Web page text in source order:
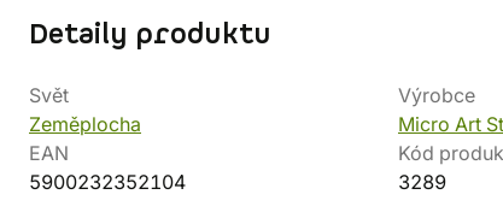
Detaily produktu
Svět
Zeměplocha
Výrobce
Micro Art
EAN
5900232352104
Kód
3289